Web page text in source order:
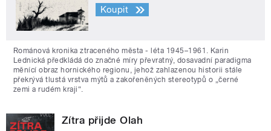
Koupit
Románová kronika ztraceného města - léta 1945–1961. Karin
Lednická předkládá do značné míry převratný, dosavadní paradigma
měnící obraz hornického regionu, jehož zahlazenou historii stále
překrývá tlustá vrstva mýtů a zakořeněných stereotypů o „černé
zemi a rudém kraji“.
Zítra přijde Olah